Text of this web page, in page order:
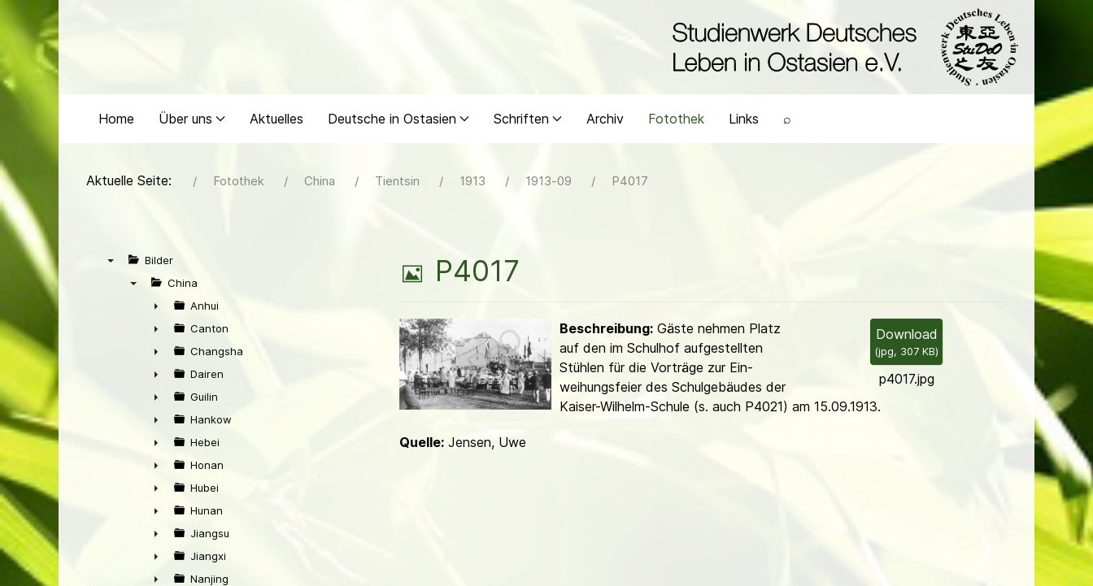
Home Über uns Aktuelles Deutsche in Ostasien Schriften Archiv Fotothek Links ⌕
Aktuelle Seite: Fotothek China Tientsin 1913 1913-09 P4017
Bilder
China
►
Anhui
►
Canton
►
Changsha
►
Dairen
►
Guilin
►
Hankow
►
Hebei
►
Honan
►
Hubei
►
Hunan
►
Jiangsu
►
Jiangxi
Nanjing
B
l
d
P4017
Download
(jpg, 307 KB)
p4017.jpg
Beschreibung:Gäste nehmen Platz
auf den im Schulhof aufgestellten
Stühlen für die Vorträge zur Ein­
weihungsfeier des Schulgebäudes der
Kaiser-Wilhelm-Schule (s. auch P4021) am 15.09.1913.
Quelle:Jensen, Uwe